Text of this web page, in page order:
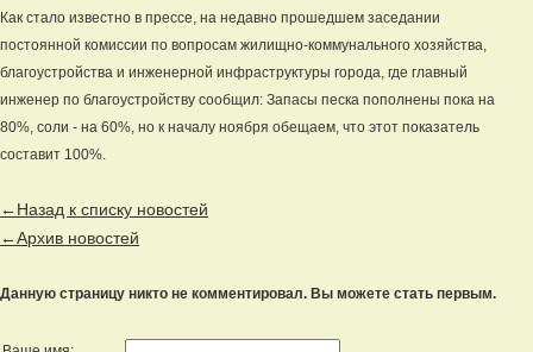
Как стало известно в прессе, на недавно прошедшем заседании
постоянной комиссии по вопросам жилищно-коммунального хозяйства,
благоустройства и инженерной инфраструктуры города, где главный
инженер по благоустройству сообщил: Запасы песка пополнены пока на
80%, соли - на 60%, но к началу ноября обещаем, что этот показатель
составит 100%.
←Назад к списку новостей
←Архив новостей
Данную страницу никто не комментировал. Вы можете стать первым.